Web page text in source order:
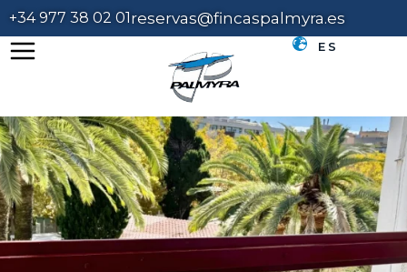
reservas@fincaspalmyra.es
+34 977 38 02 01
ES